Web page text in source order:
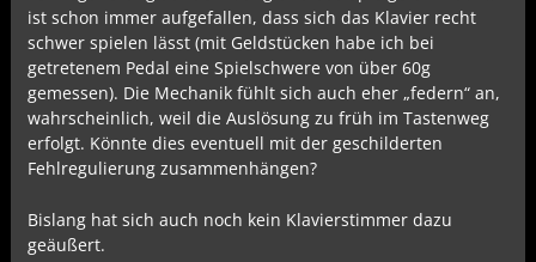
ist schon immer aufgefallen, dass sich das Klavier recht
schwer spielen lässt (mit Geldstücken habe ich bei
getretenem Pedal eine Spielschwere von über 60g
gemessen). Die Mechanik fühlt sich auch eher „federn“ an,
wahrscheinlich, weil die Auslösung zu früh im Tastenweg
erfolgt. Könnte dies eventuell mit der geschilderten
Fehlregulierung zusammenhängen?
Bislang hat sich auch noch kein Klavierstimmer dazu
geäußert.